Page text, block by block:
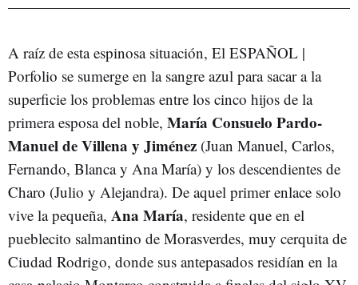
A raíz de esta espinosa situación, El ESPAÑOL |
Porfolio se sumerge en la sangre azul para sacar a la
superficie los problemas entre los cinco hijos de la
primera esposa del noble, María Consuelo Pardo-
Manuel de Villena y Jiménez (Juan Manuel, Carlos,
Fernando, Blanca y Ana María) y los descendientes de
Charo (Julio y Alejandra). De aquel primer enlace solo
vive la pequeña, Ana María, residente que en el
pueblecito salmantino de Morasverdes, muy cerquita de
Ciudad Rodrigo, donde sus antepasados residían en la